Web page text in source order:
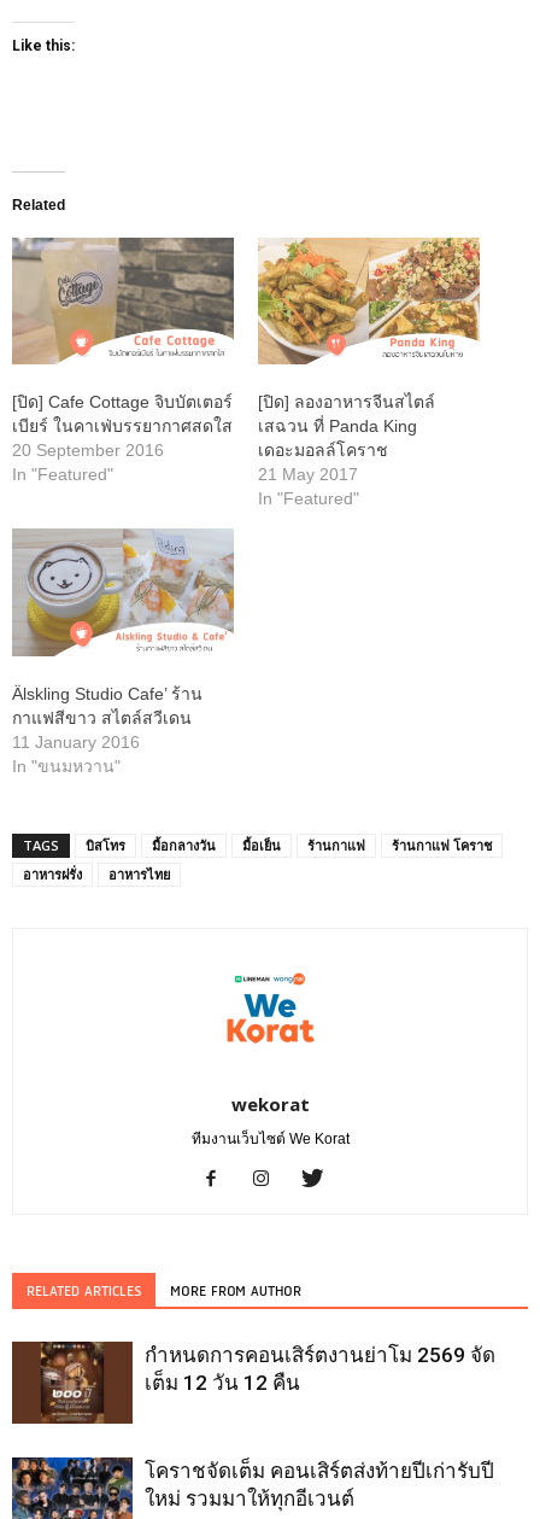
Like this:
Related
[ปิด] Cafe Cottage จิบบัตเตอร์
เบียร์ ในคาเฟ่บรรยากาศสดใส
20 September 2016
In "Featured"
[ปิด] ลองอาหารจีนสไตล์
เสฉวน ที่ Panda King
เดอะมอลล์โคราช
21 May 2017
In "Featured"
Älskling Studio Cafe’ ร้าน
กาแฟสีขาว สไตล์สวีเดน
11 January 2016
In "ขนมหวาน"
TAGS บิสโทร มื้อกลางวัน มื้อเย็น ร้านกาแฟ
ร้านกาแฟ โคราช
อาหารฝรั่ง
อาหารไทย
wekorat
ทีมงานเว็บไซต์ We Korat
RELATED ARTICLES MORE FROM AUTHOR
กำหนดการคอนเสิร์ตงานย่าโม 2569 จัด
เต็ม 12 วัน 12 คืน
โคราชจัดเต็ม คอนเสิร์ตส่งท้ายปีเก่ารับปี
ใหม่ รวมมาให้ทุกอีเวนต์